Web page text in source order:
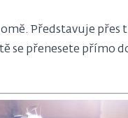
Představuje přes
přenesete přímo